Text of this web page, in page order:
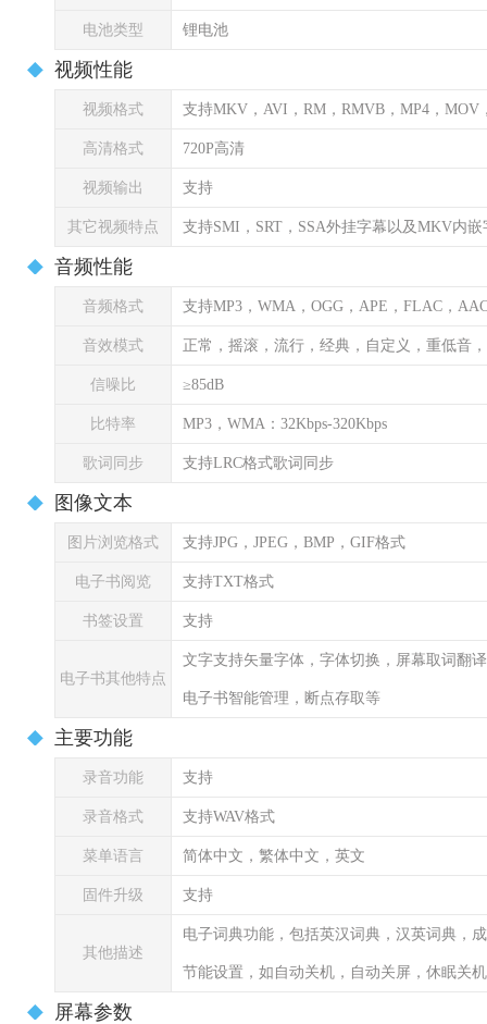
电池类型 锂电池
视频性能
视频格式 支持MKV，AVI，RM，RMVB，MP4，MOV
高清格式 720P高清
视频输出 支持
其它视频特点 支持SMI，SRT，SSA外挂字幕以及MKV内嵌
音频性能
音频格式 支持MP3，WMA，OGG，APE，FLAC，
音效模式 正常，摇滚，流行，经典，自定义，重低音
信噪比 ≥85dB
比特率 MP3，WMA：32Kbps-320Kbps
歌词同步 支持LRC格式歌词同步
图像文本
图片浏览格式 支持JPG，JPEG，BMP，GIF格式
电子书阅览 支持TXT格式
书签设置 支持
电子书其他特点
文字支持矢量字体，字体切换，屏幕取词翻译
电子书智能管理，断点存取等
主要功能
录音功能 支持
录音格式 支持WAV格式
菜单语言 简体中文，繁体中文，英文
固件升级 支持
其他描述
电子词典功能，包括英汉词典，汉英词典，
节能设置，如自动关机，自动关屏，休眠关
屏幕参数